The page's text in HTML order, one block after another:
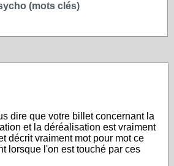
(mots clés)
dire que votre billet concernant la
et la déréalisation est vraiment
décrit vraiment mot pour mot ce
lorsque l'on est touché par ces